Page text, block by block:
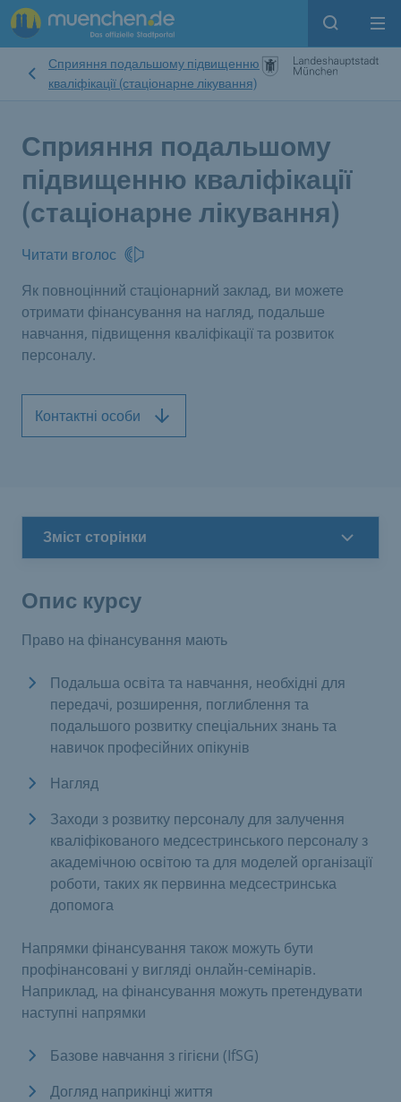
Open
Сприяння подальшому підвищенню
кваліфікації (стаціонарне лікування)
Сприяння подальшому
підвищенню кваліфікації
(стаціонарне лікування)
Читати вголос
Як повноцінний стаціонарний заклад, ви можете
отримати фінансування на нагляд, подальше
навчання, підвищення кваліфікації та розвиток
персоналу.
Контактні особи
Зміст сторінки
Опис курсу
Право на фінансування мають
Подальша освіта та навчання, необхідні для
передачі, розширення, поглиблення та
подальшого розвитку спеціальних знань та
навичок професійних опікунів
Нагляд
Заходи з розвитку персоналу для залучення
кваліфікованого медсестринського персоналу з
академічною освітою та для моделей організації
роботи, таких як первинна медсестринська
допомога
Напрямки фінансування також можуть бути
профінансовані у вигляді онлайн-семінарів.
Наприклад, на фінансування можуть претендувати
наступні напрямки
Базове навчання з гігієни (IfSG)
Догляд наприкінці життя